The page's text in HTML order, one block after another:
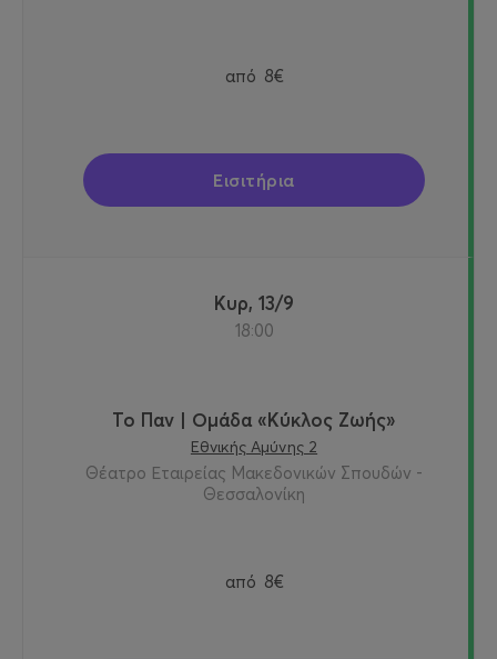
από 8€
Εισιτήρια
Κυρ, 13/9
18:00
Το Παν | Ομάδα «Κύκλος Ζωής»
Εθνικής Αμύνης 2
Θέατρο Εταιρείας Μακεδονικών Σπουδών -
Θεσσαλονίκη
από 8€